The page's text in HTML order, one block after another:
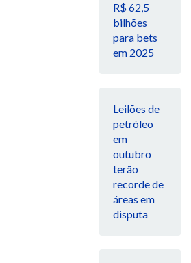
R$ 62,5
bilhões
para bets
em 2025
Leilões de
petróleo
em
outubro
terão
recorde de
áreas em
disputa